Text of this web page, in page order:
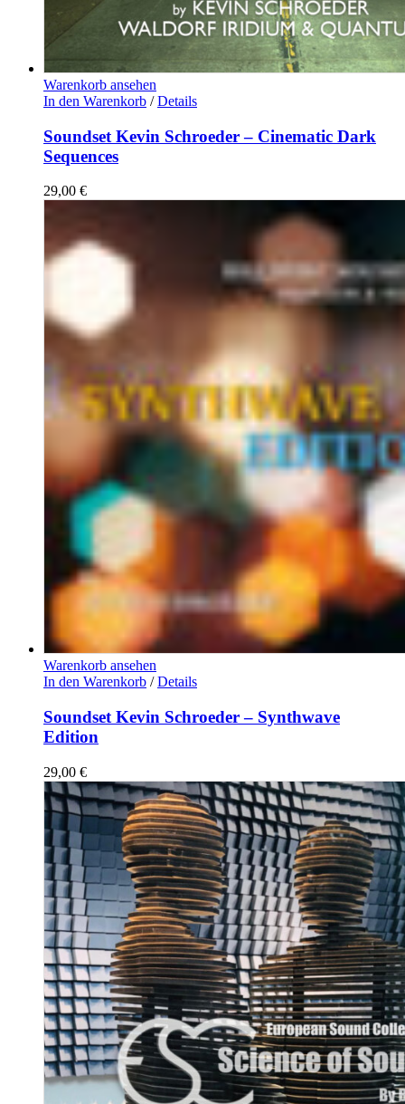
Warenkorb ansehen
In den Warenkorb / Details
Soundset Kevin Schroeder – Cinematic Dark
Sequences
29,00 €
Warenkorb ansehen
In den Warenkorb / Details
Soundset Kevin Schroeder – Synthwave
Edition
29,00 €